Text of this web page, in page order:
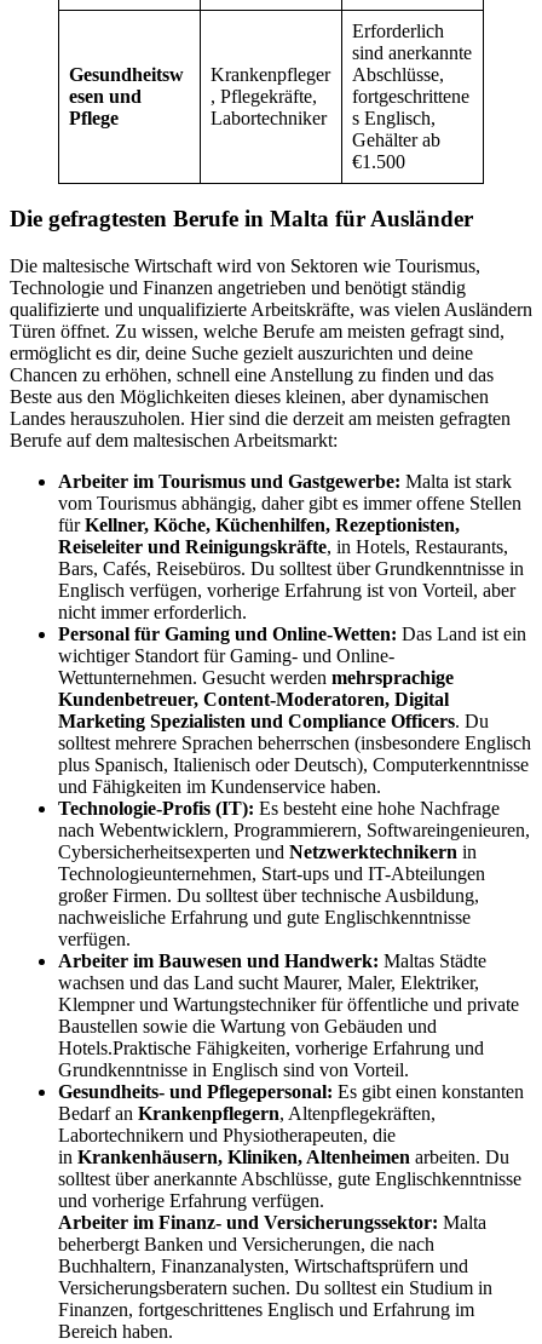
Gesundheitsw
esen und
Pflege
Krankenpfleger
, Pflegekräfte,
Labortechniker
Erforderlich
sind anerkannte
Abschlüsse,
fortgeschrittene
s Englisch,
Gehälter ab
€1.500
Die gefragtesten Berufe in Malta für Ausländer
Die maltesische Wirtschaft wird von Sektoren wie Tourismus,
Technologie und Finanzen angetrieben und benötigt ständig
qualifizierte und unqualifizierte Arbeitskräfte, was vielen Ausländern
Türen öffnet. Zu wissen, welche Berufe am meisten gefragt sind,
ermöglicht es dir, deine Suche gezielt auszurichten und deine
Chancen zu erhöhen, schnell eine Anstellung zu finden und das
Beste aus den Möglichkeiten dieses kleinen, aber dynamischen
Landes herauszuholen. Hier sind die derzeit am meisten gefragten
Berufe auf dem maltesischen Arbeitsmarkt:
Arbeiter im Tourismus und Gastgewerbe: Malta ist stark
vom Tourismus abhängig, daher gibt es immer offene Stellen
fürKellner, Köche, Küchenhilfen, Rezeptionisten,
Reiseleiter und Reinigungskräfte, in Hotels, Restaurants,
Bars, Cafés, Reisebüros. Du solltest über Grundkenntnisse in
Englisch verfügen, vorherige Erfahrung ist von Vorteil, aber
nicht immer erforderlich.
Personal für Gaming und Online-Wetten: Das Land ist ein
wichtiger Standort für Gaming- und Online-
Wettunternehmen. Gesucht werden mehrsprachige
Kundenbetreuer, Content-Moderatoren, Digital
Marketing Spezialisten und Compliance Officers. Du
solltest mehrere Sprachen beherrschen (insbesondere Englisch
plus Spanisch, Italienisch oder Deutsch), Computerkenntnisse
und Fähigkeiten im Kundenservice haben.
Technologie-Profis (IT): Es besteht eine hohe Nachfrage
nach Webentwicklern, Programmierern, Softwareingenieuren,
Cybersicherheitsexperten und Netzwerktechnikern in
Technologieunternehmen, Start-ups und IT-Abteilungen
großer Firmen. Du solltest über technische Ausbildung,
nachweisliche Erfahrung und gute Englischkenntnisse
verfügen.
Arbeiter im Bauwesen und Handwerk: Maltas Städte
wachsen und das Land sucht Maurer, Maler, Elektriker,
Klempner und Wartungstechniker für öffentliche und private
Baustellen sowie die Wartung von Gebäuden und
Hotels.Praktische Fähigkeiten, vorherige Erfahrung und
Grundkenntnisse in Englisch sind von Vorteil.
Gesundheits- und Pflegepersonal: Es gibt einen konstanten
Bedarf an Krankenpflegern, Altenpflegekräften,
Labortechnikern und Physiotherapeuten, die
in Krankenhäusern, Kliniken, Altenheimen arbeiten. Du
solltest über anerkannte Abschlüsse, gute Englischkenntnisse
und vorherige Erfahrung verfügen.
Arbeiter im Finanz- und Versicherungssektor: Malta
beherbergt Banken und Versicherungen, die nach
Buchhaltern, Finanzanalysten, Wirtschaftsprüfern und
Versicherungsberatern suchen. Du solltest ein Studium in
Finanzen, fortgeschrittenes Englisch und Erfahrung im
Bereich haben.